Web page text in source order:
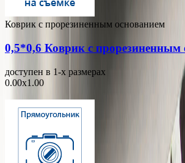
Коврик с прорезиненным основанием
0,5*0,6 Коврик с прорезиненным
доступен в 1-x размерах
0.00x1.00